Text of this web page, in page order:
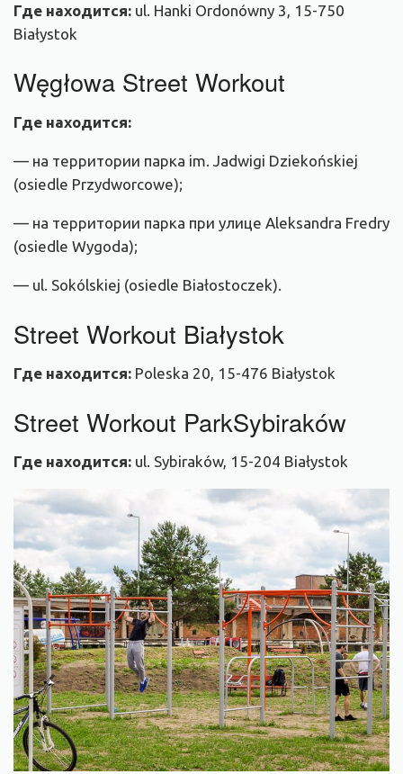
Где находится: ul. Hanki Ordonówny 3, 15-750
Białystok
Węgłowa Street Workout
Где находится:
— на территории парка im. Jadwigi Dziekońskiej
(osiedle Przydworcowe);
— на территории парка при улице Aleksandra Fredry
(osiedle Wygoda);
— ul. Sokólskiej (osiedle Białostoczek).
Street Workout Białystok
Где находится: Poleska 20, 15-476 Białystok
Street Workout ParkSybiraków
Где находится: ul. Sybiraków, 15-204 Białystok